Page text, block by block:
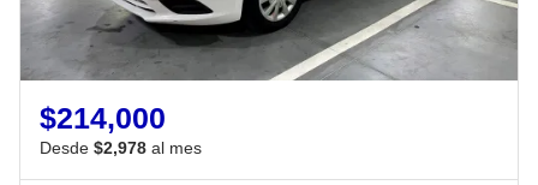
$214,000
Desde $2,978 al mes